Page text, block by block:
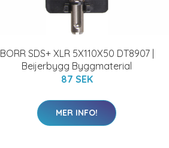
BORR SDS+ XLR 5X110X50 DT8907 |
Beijerbygg Byggmaterial
87 SEK
MER INFO!